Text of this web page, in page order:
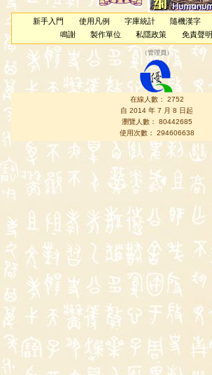
新手入門 使用凡例 字庫統計 隨機漢字
鳴謝
製作單位 私隱政策 免責聲明
（管理員 ）
在線人數： 2752
自 2014 年 7 月 8 日起
瀏覽人數： 80442685
使用次數： 294606638